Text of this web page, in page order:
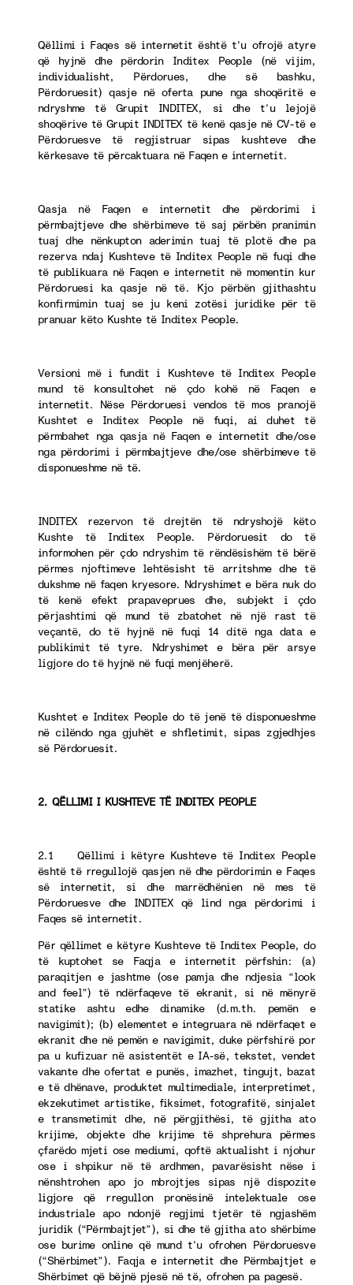
Qëllimi i Faqes së internetit është t’u ofrojë atyre
që hyjnë dhe përdorin Inditex People (në vijim,
individualisht, Përdorues, dhe së bashku,
Përdoruesit) qasje në oferta pune nga shoqëritë e
ndryshme të Grupit INDITEX, si dhe t’u lejojë
shoqërive të Grupit INDITEX të kenë qasje në CV-të e
Përdoruesve të regjistruar sipas kushteve dhe
kërkesave të përcaktuara në Faqen e internetit.
Qasja në Faqen e internetit dhe përdorimi i
përmbajtjeve dhe shërbimeve të saj përbën pranimin
tuaj dhe nënkupton aderimin tuaj të plotë dhe pa
rezerva ndaj Kushteve të Inditex People në fuqi dhe
të publikuara në Faqen e internetit në momentin kur
Përdoruesi ka qasje në të. Kjo përbën gjithashtu
konfirmimin tuaj se ju keni zotësi juridike për të
pranuar këto Kushte të Inditex People.
Versioni më i fundit i Kushteve të Inditex People
mund të konsultohet në çdo kohë në Faqen e
internetit. Nëse Përdoruesi vendos të mos pranojë
Kushtet e Inditex People në fuqi, ai duhet të
përmbahet nga qasja në Faqen e internetit dhe/ose
nga përdorimi i përmbajtjeve dhe/ose shërbimeve të
disponueshme në të.
INDITEX rezervon të drejtën të ndryshojë këto
Kushte të Inditex People. Përdoruesit do të
informohen për çdo ndryshim të rëndësishëm të bërë
përmes njoftimeve lehtësisht të arritshme dhe të
dukshme në faqen kryesore. Ndryshimet e bëra nuk do
të kenë efekt prapaveprues dhe, subjekt i çdo
përjashtimi që mund të zbatohet në një rast të
veçantë, do të hyjnë në fuqi 14 ditë nga data e
publikimit të tyre. Ndryshimet e bëra për arsye
ligjore do të hyjnë në fuqi menjëherë.
Kushtet e Inditex People do të jenë të disponueshme
në cilëndo nga gjuhët e shfletimit, sipas zgjedhjes
së Përdoruesit.
2. QËLLIMI I KUSHTEVE TË INDITEX PEOPLE
2.1 Qëllimi i këtyre Kushteve të Inditex People
është të rregullojë qasjen në dhe përdorimin e Faqes
së internetit, si dhe marrëdhënien në mes të
Përdoruesve dhe INDITEX që lind nga përdorimi i
Faqes së internetit.
Për qëllimet e këtyre Kushteve të Inditex People, do
të kuptohet se Faqja e internetit përfshin: (a)
paraqitjen e jashtme (ose pamja dhe ndjesia “look
and feel”) të ndërfaqeve të ekranit, si në mënyrë
statike ashtu edhe dinamike (d.m.th. pemën e
navigimit); (b) elementet e integruara në ndërfaqet e
ekranit dhe në pemën e navigimit, duke përfshirë por
pa u kufizuar në asistentët e IA-së, tekstet, vendet
vakante dhe ofertat e punës, imazhet, tingujt, bazat
e të dhënave, produktet multimediale, interpretimet,
ekzekutimet artistike, fiksimet, fotografitë, sinjalet
e transmetimit dhe, në përgjithësi, të gjitha ato
krijime, objekte dhe krijime të shprehura përmes
çfarëdo mjeti ose mediumi, qoftë aktualisht i njohur
ose i shpikur në të ardhmen, pavarësisht nëse i
nënshtrohen apo jo mbrojtjes sipas një dispozite
ligjore që rregullon pronësinë intelektuale ose
industriale apo ndonjë regjimi tjetër të ngjashëm
juridik (“Përmbajtjet”), si dhe të gjitha ato shërbime
ose burime online që mund t’u ofrohen Përdoruesve
(“Shërbimet”). Faqja e internetit dhe Përmbajtjet e
Shërbimet që bëjnë pjesë në të, ofrohen pa pagesë.